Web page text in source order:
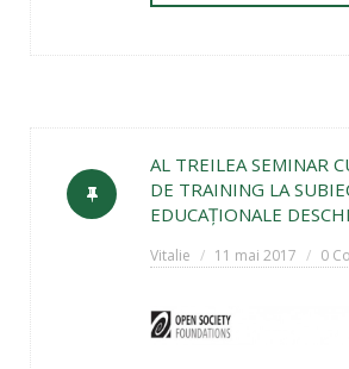
AL TREILEA SEMINAR
DE TRAINING LA
EDUCAŢIONALE
Vitalie 11 mai 2017 0